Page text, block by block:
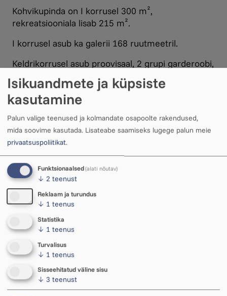
Kohvikupinda on I korrusel 300 m²,
rekreatsiooniala lisab 215 m².
I korrusel asub ka galerii 168 ruutmeetril.
Keldrikorrusel asub proovisaal, 2 grupi garderoobi,
2 harjutusruumi, 4 abiruumi.
II korrusel asub tantsusaal.
Ukuaru saalide ja
Isikuandmete ja küpsiste
kasutamine
Palun valige teenused ja kolmandate osapoolte rakendused,
mida soovime kasutada. Lisateabe saamiseks lugege palun meie
privaatsuspoliitikat.
Funktsionaalsed(alati nõutav)
↓ 2 teenust
Reklaam ja turundus
↓ 1 teenus
Statistika
↓ 1 teenus
Turvalisus
↓ 1 teenus
Sisseehitatud väline sisu
↓ 3 teenust